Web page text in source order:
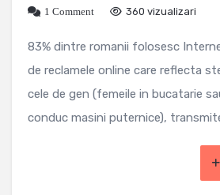
1 Comment
360 vizualizari
83% dintre romanii folosesc
de reclamele online care reflecta
cele de gen (femeile in bucatarie
conduc masini puternice),